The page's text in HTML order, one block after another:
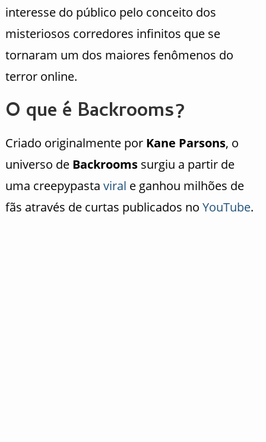
interesse do público pelo conceito dos
misteriosos corredores infinitos que se
tornaram um dos maiores fenômenos do
terror online.
O que é Backrooms?
Criado originalmente por Kane Parsons, o
universo de Backroomssurgiu a partir de
uma creepypasta viral e ganhou milhões de
fãs através de curtas publicados no YouTube.